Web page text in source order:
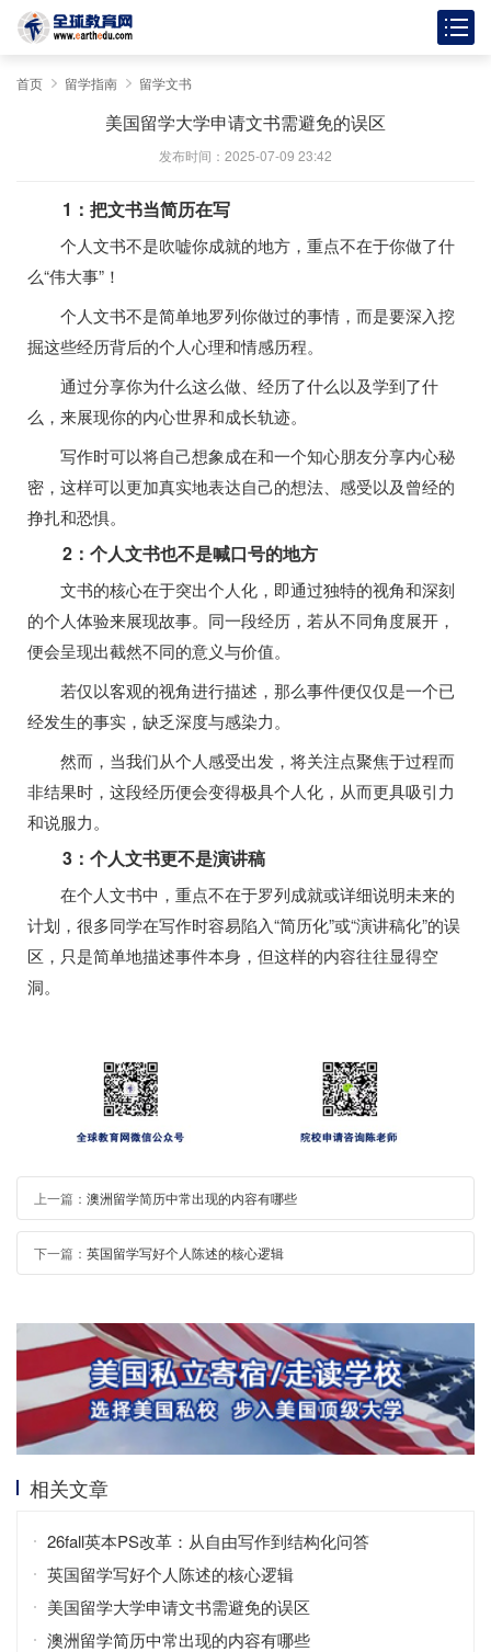
首页 留学指南 留学文书
美国留学大学申请文书需避免的误区
发布时间：2025-07-09 23:42
1：把文书当简历在写
个人文书不是吹嘘你成就的地方，重点不在于你做了什
么“伟大事”！
个人文书不是简单地罗列你做过的事情，而是要深入挖
掘这些经历背后的个人心理和情感历程。
通过分享你为什么这么做、经历了什么以及学到了什
么，来展现你的内心世界和成长轨迹。
写作时可以将自己想象成在和一个知心朋友分享内心秘
密，这样可以更加真实地表达自己的想法、感受以及曾经的
挣扎和恐惧。
2：个人文书也不是喊口号的地方
文书的核心在于突出个人化，即通过独特的视角和深刻
的个人体验来展现故事。同一段经历，若从不同角度展开，
便会呈现出截然不同的意义与价值。
若仅以客观的视角进行描述，那么事件便仅仅是一个已
经发生的事实，缺乏深度与感染力。
然而，当我们从个人感受出发，将关注点聚焦于过程而
非结果时，这段经历便会变得极具个人化，从而更具吸引力
和说服力。
3：个人文书更不是演讲稿
在个人文书中，重点不在于罗列成就或详细说明未来的
计划，很多同学在写作时容易陷入“简历化”或“演讲稿化”的误
区，只是简单地描述事件本身，但这样的内容往往显得空
洞。
上一篇： 澳洲留学简历中常出现的内容有哪些
下一篇： 英国留学写好个人陈述的核心逻辑
相关文章
26fall英本PS改革：从自由写作到结构化问答
英国留学写好个人陈述的核心逻辑
美国留学大学申请文书需避免的误区
澳洲留学简历中常出现的内容有哪些